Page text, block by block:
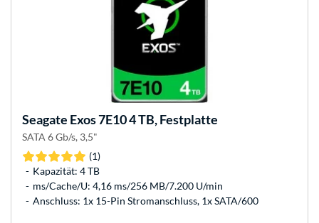
Seagate Exos 7E10 4 TB, Festplatte
SATA 6 Gb/s, 3,5"
(1)
Kapazität: 4 TB
ms/Cache/U: 4,16 ms/256 MB/7.200 U/min
Anschluss: 1x 15-Pin Stromanschluss, 1x SATA/600